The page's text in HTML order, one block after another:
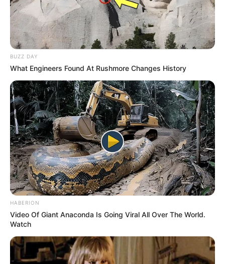
The Massive Snake That's Redefining 'Giant'—Bigger
Than Anacondas
BRAINBERRIES
BUZZ DAY
What Engineers Found At Rushmore Changes History
HABERION
Video Of Giant Anaconda Is Going Viral All Over The World.
Watch